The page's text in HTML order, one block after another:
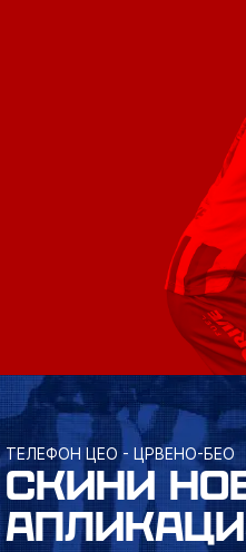
ТЕЛЕФОН ЦЕО - ЦРВЕНО-БЕО
СКИНИ